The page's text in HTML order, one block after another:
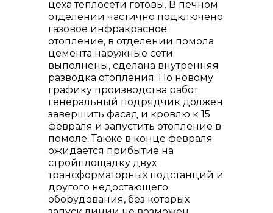
цеха теплосети готовы. В печном
отделении частично подключено
газовое инфракрасное
отопление, в отделении помола
цемента наружные сети
выполнены, сделана внутренняя
разводка отопления. По новому
графику производства работ
генеральный подрядчик должен
завершить фасад и кровлю к 15
февраля и запустить отопление в
помоле. Также в конце февраля
ожидается прибытие на
стройплощадку двух
трансформаторных подстанций и
другого недостающего
оборудования, без которых